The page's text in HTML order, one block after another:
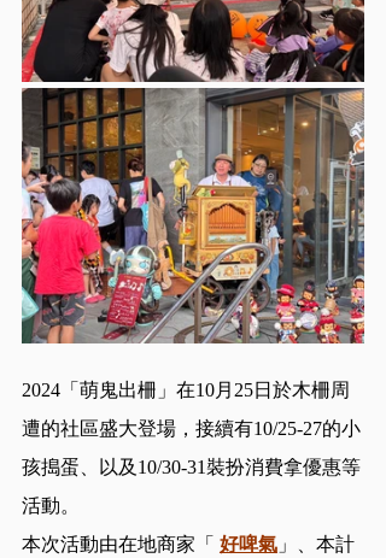
2024「萌鬼出柵」在10月25日於木柵周
遭的社區盛大登場，接續有10/25-27的小
孩搗蛋、以及10/30-31裝扮消費拿優惠等
活動。
本次活動由在地商家「 好啤氣 」、本計